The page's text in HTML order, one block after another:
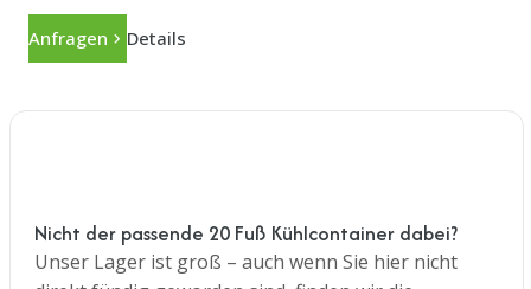
Anfragen Details
Nicht der passende 20 Fuß Kühlcontainer dabei?
Unser Lager ist groß – auch wenn Sie hier nicht